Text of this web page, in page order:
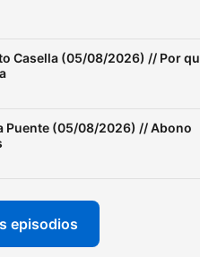
Casella (05/08/2026) // Por
Puente (05/08/2026) // Abono
episodios